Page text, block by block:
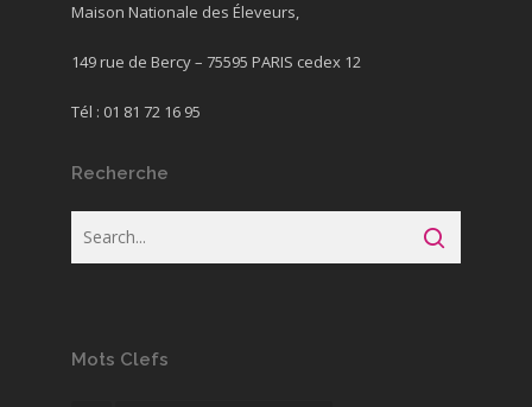
Maison Nationale des Éleveurs,
149 rue de Bercy – 75595 PARIS cedex 12
Tél : 01 81 72 16 95
Recherche
Mots Clefs